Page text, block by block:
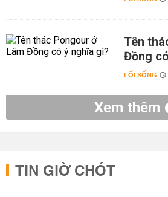
Tên
Đồng
LỐI SỐNG
Xem thêm
TIN GIỜ CHÓT